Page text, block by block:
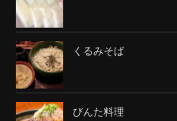
くるみそば
びんた料理